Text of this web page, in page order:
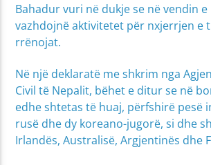
Bahadur vuri në dukje se në vendin
vazhdojnë aktivitetet për nxjerrjen e
rrënojat.
Në një deklaratë me shkrim nga
Civil të Nepalit, bëhet e ditur se në
edhe shtetas të huaj, përfshirë pesë
rusë dhe dy koreano-jugorë, si dhe
Irlandës, Australisë, Argjentinës dhe